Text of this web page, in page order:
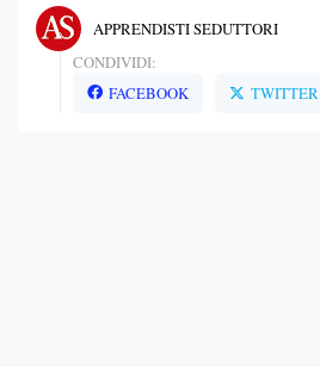
APPRENDISTI SEDUTTORI
CONDIVIDI:
FACEBOOK
TWITTER